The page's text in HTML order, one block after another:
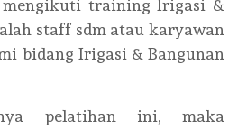
mengikuti training Irigasi &
staff sdm atau karyawan
bidang Irigasi & Bangunan
pelatihan ini, maka